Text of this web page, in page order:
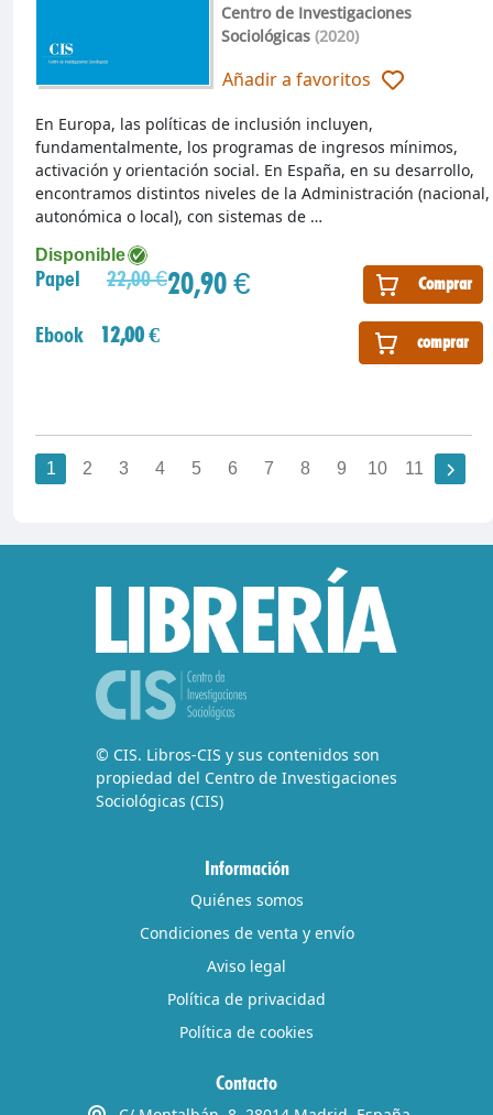
Centro de Investigaciones
Sociológicas(2020)
Añadir a favoritos
Disponible
Papel 22,00 €20,90 € Comprar
Ebook 12,00 € comprar
En Europa, las políticas de inclusión incluyen,
fundamentalmente, los programas de ingresos mínimos,
activación y orientación social. En España, en su desarrollo,
encontramos distintos niveles de la Administración (nacional,
autonómica o local), con sistemas de …
1 2 3 4 5 6 7 8 9 10 11
© CIS. Libros-CIS y sus contenidos son
propiedad del Centro de Investigaciones
Sociológicas (CIS)
Información
Quiénes somos
Condiciones de venta y envío
Aviso legal
Política de privacidad
Política de cookies
Contacto